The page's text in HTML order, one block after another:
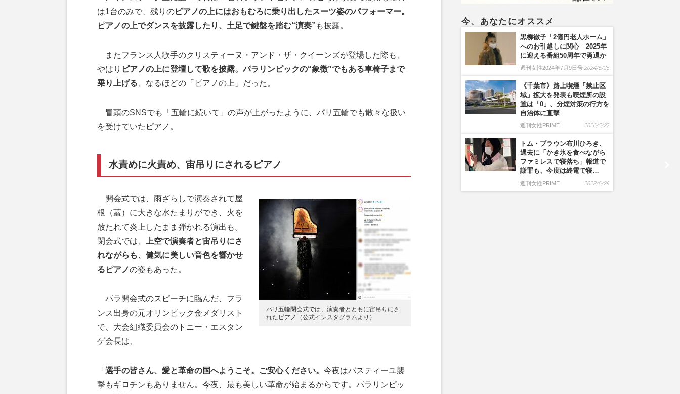
は1台のみで、残りのピアノの上にはおもむろに乗り出したスーツ姿のパフォーマー。
ピアノの上でダンスを披露したり、土足で鍵盤を踏む“演奏” も披露。
またフランス人歌手のクリスティーヌ・アンド・ザ・クイーンズが登場した際も、
やはり ピアノの上に登壇して歌を披露。パラリンピックの“象徴”でもある車椅子まで
乗り上げる 、なるほどの「ピアノの上」だった。
冒頭のSNSでも「五輪に続いて」の声が上がったように、パリ五輪でも散々な扱い
を受けていたピアノ。
水責めに火責め、宙吊りにされるピアノ
パリ五輪閉会式では、演奏者とともに宙吊りにさ
れたピアノ（公式インスタグラムより）
開会式では、雨ざらしで演奏されて屋
根（蓋）に大きな水たまりができ、火を
放たれて炎上したまま弾かれる演出も。
閉会式では、
上空で演奏者と宙吊りにさ
れながらも、健気に美しい音色を響かせ
るピアノの姿もあった。
パラ開会式のスピーチに臨んだ、フラ
ンス出身の元オリンピック金メダリスト
で、大会組織委員会のトニー・エスタン
ゲ会長は、
「 選手の皆さん、愛と革命の国へようこそ。ご安心ください。 今夜はバスティーユ襲
撃もギロチンもありません。今夜、最も美しい革命が始まるからです。パラリンピッ
今、あなたにオススメ
黒柳徹子「2億円老人ホーム」
へのお引越しに関心 2025年
に迎える番組50周年で勇退か
週刊女性2024年7月9日号 2024/6/25
《千葉市》路上喫煙「禁止区
域」拡大を発表も喫煙所の設
置は「0」、分煙対策の行方を
自治体に直撃
週刊女性PRIME 2026/5/27
トム・ブラウン布川ひろき、
過去に「かき氷を食べながら
ファミレスで寝落ち」報道で
謝罪も、今度は終電で寝…
週刊女性PRIME 2023/6/29